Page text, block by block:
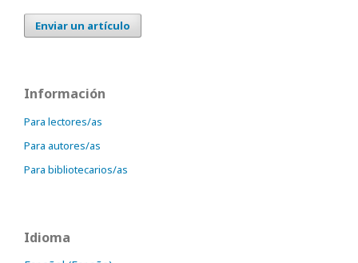
Enviar un artículo
Información
Para lectores/as
Para autores/as
Para bibliotecarios/as
Idioma